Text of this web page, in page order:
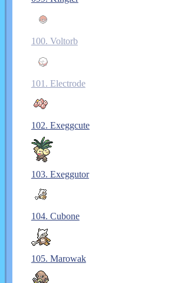
100. Voltorb
101. Electrode
102. Exeggcute
103. Exeggutor
104. Cubone
105. Marowak